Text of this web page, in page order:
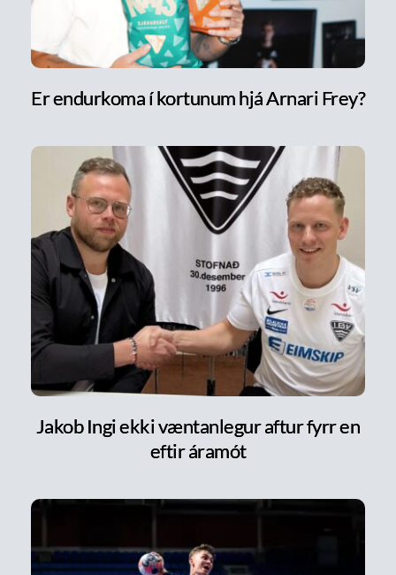
Er endurkoma í kortunum hjá Arnari Frey?
Jakob Ingi ekki væntanlegur aftur fyrr en
eftir áramót